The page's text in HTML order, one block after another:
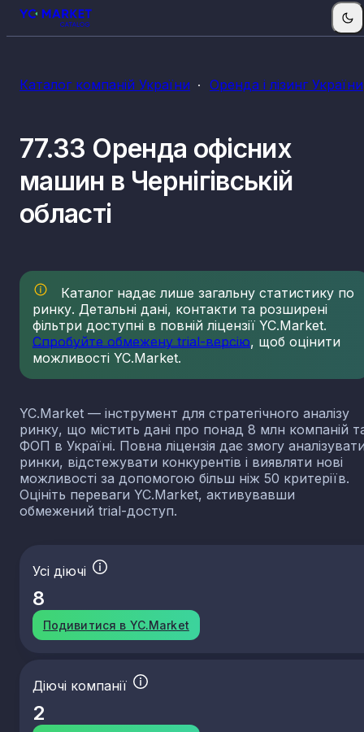
Каталог компаній України Оренда і лізинг України
77.33 Оренда офісних
машин в Чернігівській
області
Каталог надає лише загальну статистику по
ринку. Детальні дані, контакти та розширені
фільтри доступні в повній ліцензії YC.Market.
Спробуйте обмежену trial-версію, щоб оцінити
можливості YC.Market.
YC.Market — інструмент для стратегічного аналізу
ринку, що містить дані про понад 8 млн компаній
ФОП в Україні. Повна ліцензія дає змогу
ринки, відстежувати конкурентів і виявляти нові
можливості за допомогою більш ніж 50 критеріїв.
Оцініть переваги YC.Market, активувавши
обмежений trial-доступ.
Усі діючі
8
Подивитися в YC.Market
Діючі компанії
2